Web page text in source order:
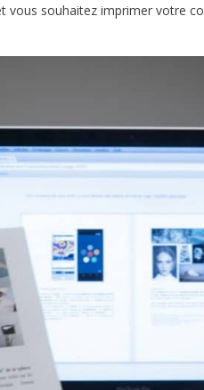
vous souhaitez imprimer votre